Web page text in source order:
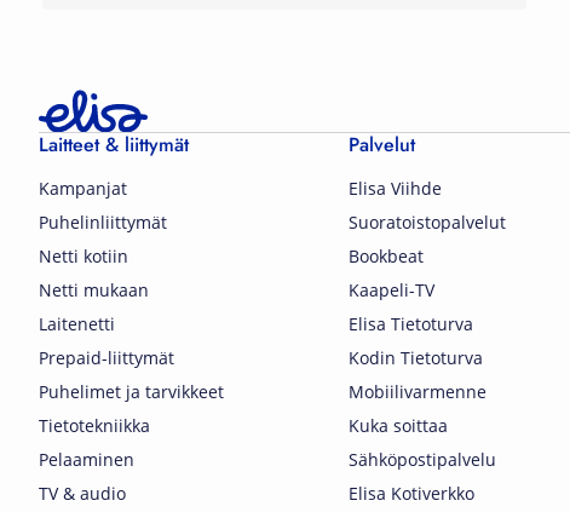
Laitteet & liittymät
Kampanjat
Puhelinliittymät
Netti kotiin
Netti mukaan
Laitenetti
Prepaid-liittymät
Puhelimet ja tarvikkeet
Tietotekniikka
Pelaaminen
TV & audio
Palvelut
Elisa Viihde
Suoratoistopalvelut
Bookbeat
Kaapeli-TV
Elisa Tietoturva
Kodin Tietoturva
Mobiilivarmenne
Kuka soittaa
Sähköpostipalvelu
Elisa Kotiverkko